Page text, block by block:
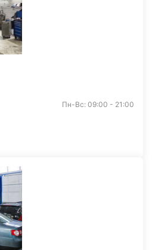
Пн-Вс: 09:00 - 21:00